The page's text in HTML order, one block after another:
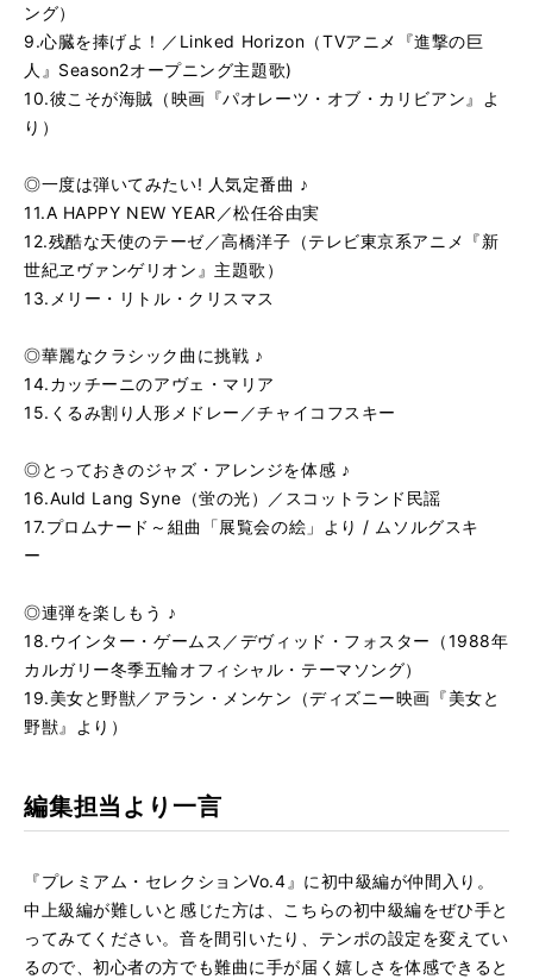
ング）
9.心臓を捧げよ！／Linked Horizon（TVアニメ『進撃の巨
人』Season2オープニング主題歌)
10.彼こそが海賊（映画『パオレーツ・オブ・カリビアン』よ
り）
◎一度は弾いてみたい! 人気定番曲 ♪
11.A HAPPY NEW YEAR／松任谷由実
12.残酷な天使のテーゼ／高橋洋子（テレビ東京系アニメ『新
世紀ヱヴァンゲリオン』主題歌）
13.メリー・リトル・クリスマス
◎華麗なクラシック曲に挑戦 ♪
14.カッチーニのアヴェ・マリア
15.くるみ割り人形メドレー／チャイコフスキー
◎とっておきのジャズ・アレンジを体感 ♪
16.Auld Lang Syne（蛍の光）／スコットランド民謡
17.プロムナード～組曲「展覧会の絵」より / ムソルグスキ
ー
◎連弾を楽しもう ♪
18.ウインター・ゲームス／デヴィッド・フォスター（1988年
カルガリー冬季五輪オフィシャル・テーマソング）
19.美女と野獣／アラン・メンケン（ディズニー映画『美女と
野獣』より）
編集担当より一言
『プレミアム・セレクションVo.4』に初中級編が仲間入り。
中上級編が難しいと感じた方は、こちらの初中級編をぜひ手と
ってみてください。音を間引いたり、テンポの設定を変えてい
るので、初心者の方でも難曲に手が届く嬉しさを体感できると